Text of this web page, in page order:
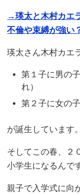
→瑛太と木村カエ
不倫や束縛が強い
瑛太さん木村カエ
第１子に男の
れ）
第２子に女の
が誕生しています。
そしてこの春、２
小学生になるんで
親子で入学式に向